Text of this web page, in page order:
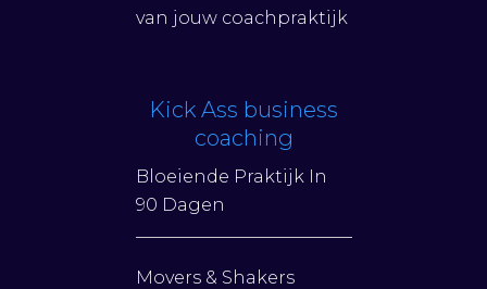
van jouw coachpraktijk
Kick Ass business
coaching
Bloeiende Praktijk In
90 Dagen
Movers & Shakers